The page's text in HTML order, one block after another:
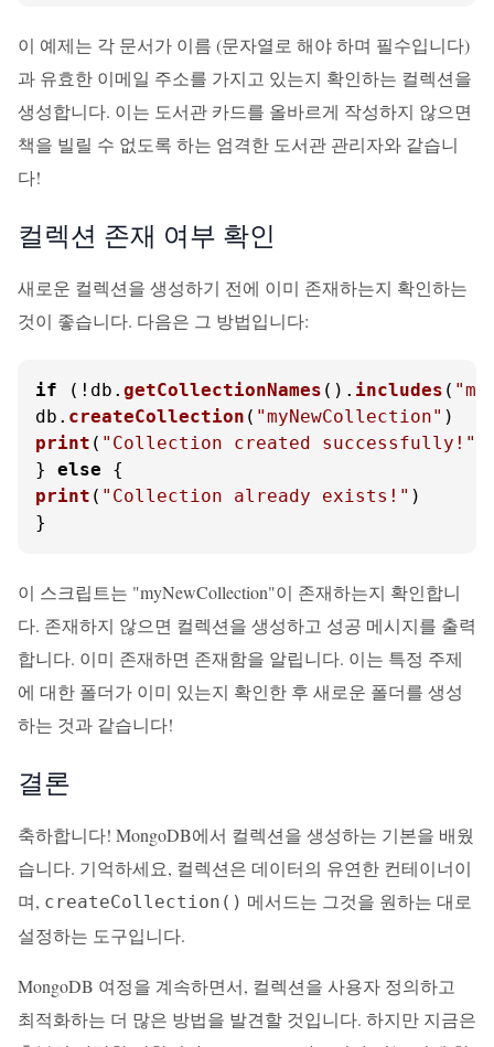
이 예제는 각 문서가 이름 (문자열로 해야 하며 필수입니다)
과 유효한 이메일 주소를 가지고 있는지 확인하는 컬렉션을
생성합니다. 이는 도서관 카드를 올바르게 작성하지 않으면
책을 빌릴 수 없도록 하는 엄격한 도서관 관리자와 같습니
다!
컬렉션 존재 여부 확인
새로운 컬렉션을 생성하기 전에 이미 존재하는지 확인하는
것이 좋습니다. 다음은 그 방법입니다:
if (!db. getCollectionNames (). includes (
db. createCollection ( "myNewCollection"
print ( "Collection created successfully!"
} else
print ( "Collection already exists!" )
}
이 스크립트는 "myNewCollection"이 존재하는지 확인합니
다. 존재하지 않으면 컬렉션을 생성하고 성공 메시지를 출력
합니다. 이미 존재하면 존재함을 알립니다. 이는 특정 주제
에 대한 폴더가 이미 있는지 확인한 후 새로운 폴더를 생성
하는 것과 같습니다!
결론
축하합니다! MongoDB에서 컬렉션을 생성하는 기본을 배웠
습니다. 기억하세요, 컬렉션은 데이터의 유연한 컨테이너이
며, createCollection() 메서드는 그것을 원하는 대로
설정하는 도구입니다.
MongoDB 여정을 계속하면서, 컬렉션을 사용자 정의하고
최적화하는 더 많은 방법을 발견할 것입니다. 하지만 지금은